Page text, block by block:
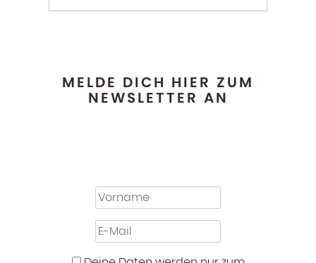
MELDE DICH HIER ZUM
NEWSLETTER AN